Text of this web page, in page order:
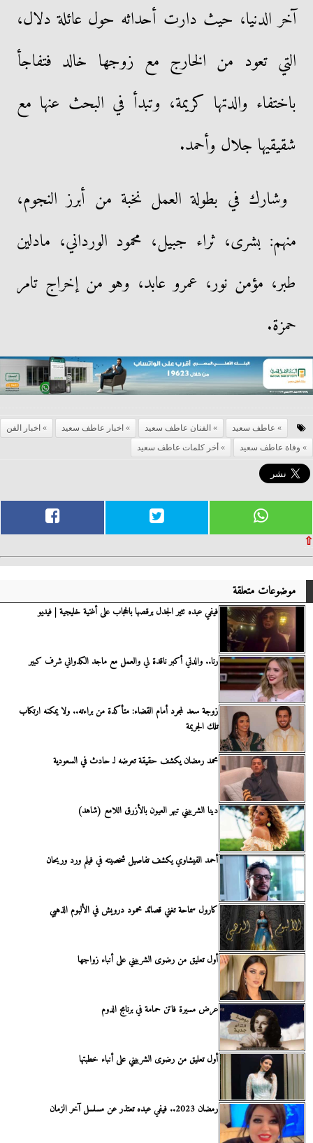
آخر الدنيا، حيث دارت أحداثه حول عائلة دلال،
التي تعود من الخارج مع زوجها خالد فتفاجأ
باختفاء والدتها كريمة، وتبدأ في البحث عنها مع
شقيقيها جلال وأحمد.
وشارك في بطولة العمل نخبة من أبرز النجوم،
منهم: بشرى، ثراء جبيل، محمود الورداني، مادلين
طبر، مؤمن نور، عمرو عابد، وهو من إخراج تامر
حمزة.
عاطف سعيد الفنان عاطف سعيد اخبار عاطف سعيد
اخبار الفن
وفاة عاطف سعيد
أخر كلمات عاطف سعيد
⇧
موضوعات متعلقة
فيفي عبده تثير الجدل برقصها بالحجاب على أغنية خليجية | فيديو
رنا.. والدتي أكبر ناقدة لي والعمل مع ماجد الكدواني شرف كبير
زوجة سعد لمجرد أمام القضاء: متأكدة من براءته.. ولا يمكنه ارتكاب
تلك الجريمة
محمد رمضان يكشف حقيقة تعرضه لـ حادث في السعودية
دينا الشربيني تبهر العيون بالأزرق اللامع (شاهد)
أحمد الفيشاوي يكشف تفاصيل شخصيته في فيلم ورد وريحان
كارول سماحة تغني قصائد محمود درويش في الألبوم الذهبي
أول تعليق من رضوى الشربيني على أنباء زواجها
عرض مسيرة فاتن حمامة في برنامج الدوم
أول تعليق من رضوى الشربيني على أنباء خطبتها
رمضان 2023.. فيفي عبده تعتذر عن مسلسل آخر الزمان